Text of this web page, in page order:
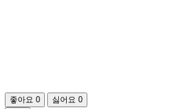
좋아요 0 싫어요 0